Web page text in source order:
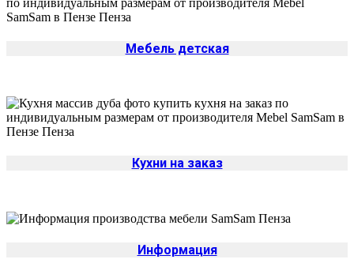
Мебель детская
Кухни на заказ
Информация